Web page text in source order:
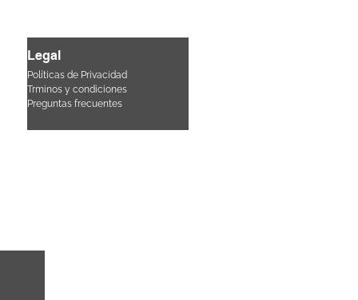
Legal
Políticas de Privacidad
Trminos y condiciones
Preguntas frecuentes